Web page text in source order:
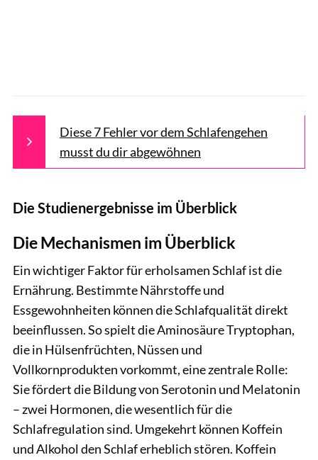
Diese 7 Fehler vor dem Schlafengehen
musst du dir abgewöhnen
Die Studienergebnisse im Überblick
Die Mechanismen im Überblick
Ein wichtiger Faktor für erholsamen Schlaf ist die
Ernährung. Bestimmte Nährstoffe und
Essgewohnheiten können die Schlafqualität direkt
beeinflussen. So spielt die Aminosäure Tryptophan,
die in Hülsenfrüchten, Nüssen und
Vollkornprodukten vorkommt, eine zentrale Rolle:
Sie fördert die Bildung von Serotonin und Melatonin
– zwei Hormonen, die wesentlich für die
Schlafregulation sind. Umgekehrt können Koffein
und Alkohol den Schlaf erheblich stören. Koffein